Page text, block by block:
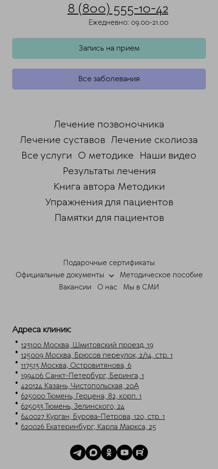
8 (800) 555-10-42
Ежедневно: 09.00-21.00
Запись на прием
Все заболевания
Лечение позвоночника
Лечение суставов Лечение сколиоза
Все услуги О методике Наши видео
Результаты лечения
Книга автора Методики
Упражнения для пациентов
Памятки для пациентов
Подарочные сертификаты
Официальные документы
Методическое пособие
Вакансии
О нас Мы в СМИ
Адреса клиник:
123100 Москва, Шмитовский проезд, 19
125009 Москва, Брюсов переулок, 2/14, стр. 1
117513 Москва, Островитянова, 6
199406 Санкт-Петербург, Беринга, 1
420124 Казань, Чистопольская, 20А
625000 Тюмень, Герцена, 82, корп. 1
625033 Тюмень, Зелинского, 24
640027 Курган, Бурова-Петрова, 120, стр. 1
620026 Екатеринбург, Карла Маркса, 25